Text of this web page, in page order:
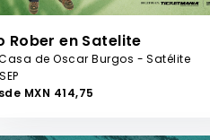
Rober en Satelite
de Oscar Burgos - Satélite
MXN 414,75